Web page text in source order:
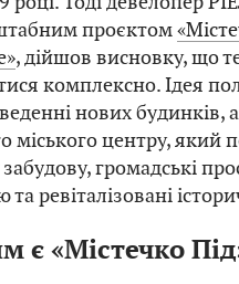
проєктом
, дійшов висновку, що
комплексно. Ідея
нових будинків,
міського центру, який
громадські
ревіталізовані
є «Містечко